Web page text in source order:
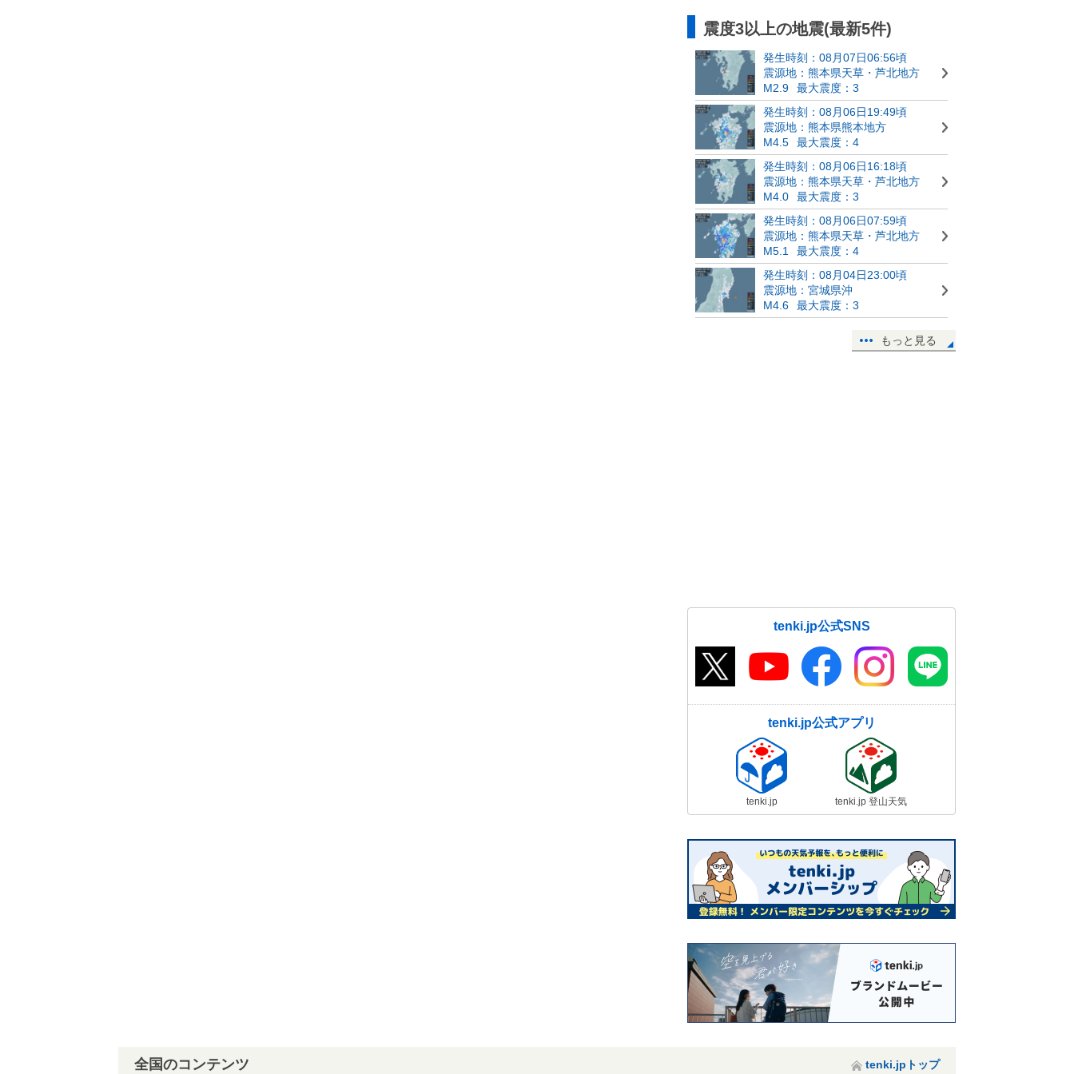
震度3以上の地震(最新5件)
発生時刻：08月07日06:56頃
震源地：熊本県天草・芦北地方
M2.9
最大震度：3
発生時刻：08月06日19:49頃
震源地：熊本県熊本地方
M4.5
最大震度：4
発生時刻：08月06日16:18頃
震源地：熊本県天草・芦北地方
M4.0
最大震度：3
発生時刻：08月06日07:59頃
震源地：熊本県天草・芦北地方
M5.1
最大震度：4
発生時刻：08月04日23:00頃
震源地：宮城県沖
M4.6
最大震度：3
もっと見る
tenki.jp公式SNS
tenki.jp公式アプリ
tenki.jp tenki.jp 登山天気
全国のコンテンツ tenki.jpトップ